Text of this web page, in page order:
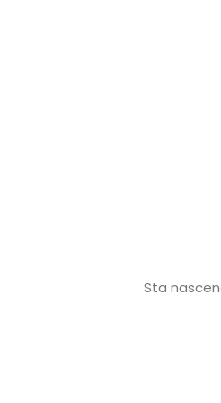
Sta